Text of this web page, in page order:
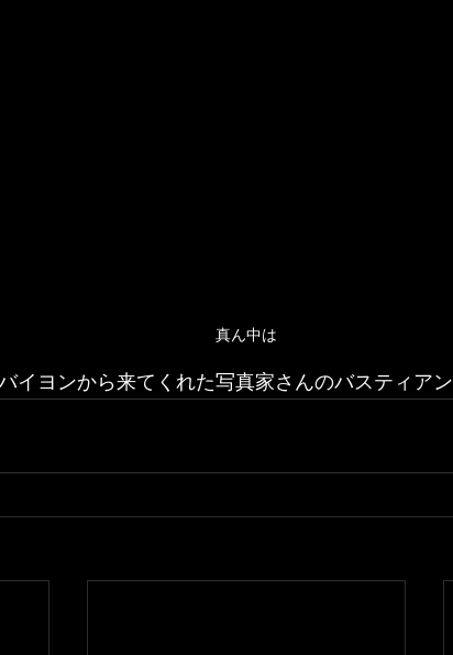
真ん中は
イヨンから来てくれた写真家さんのバスティアン